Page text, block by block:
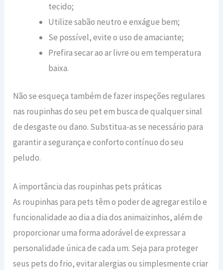
tecido;
Utilize sabão neutro e enxágue bem;
Se possível, evite o uso de amaciante;
Prefira secar ao ar livre ou em temperatura
baixa.
Não se esqueça também de fazer inspeções regulares
nas roupinhas do seu pet em busca de qualquer sinal
de desgaste ou dano. Substitua-as se necessário para
garantir a segurança e conforto contínuo do seu
peludo.
A importância das roupinhas pets práticas
As roupinhas para pets têm o poder de agregar estilo e
funcionalidade ao dia a dia dos animaizinhos, além de
proporcionar uma forma adorável de expressar a
personalidade única de cada um. Seja para proteger
seus pets do frio, evitar alergias ou simplesmente criar